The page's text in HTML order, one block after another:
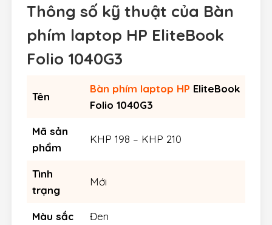
Thông số kỹ thuật của Bàn
phím laptop HP EliteBook
Folio 1040G3
Tên
Bàn phím laptop HP EliteBook
Folio 1040G3
Mã sản
phẩm
KHP 198 – KHP 210
Tình
trạng
Mới
Màu sắc Đen